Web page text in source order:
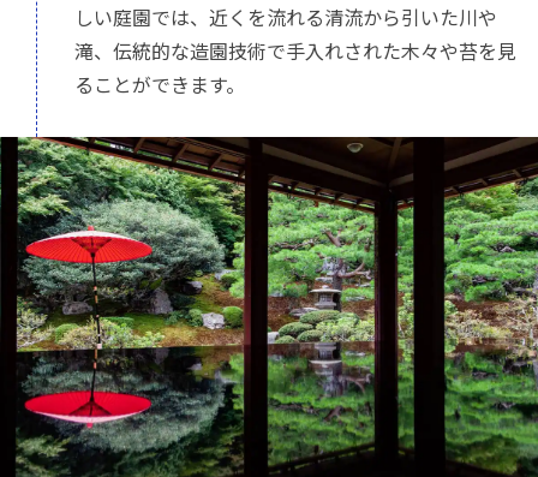
しい庭園では、近くを流れる清流から引いた川や
滝、伝統的な造園技術で手入れされた木々や苔を見
ることができます。